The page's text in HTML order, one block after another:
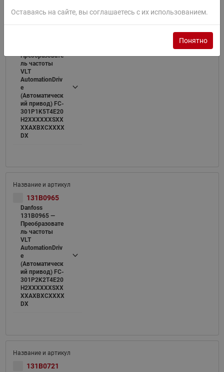
Преобразовате
ль частоты
VLT
AutomationDriv
e
(Автоматическ
ий привод) FC-
301P1K5T4E20
H2XXXXXXSXX
XXAXBXCXXXX
DX
131B0965
Danfoss
131B0965 —
Преобразовате
ль частоты
VLT
AutomationDriv
e
(Автоматическ
ий привод) FC-
301P2K2T4E20
H2XXXXXXSXX
XXAXBXCXXXX
DX
131B0721
Оставаясь на сайте, вы соглашаетесь с их использованием.
Понятно